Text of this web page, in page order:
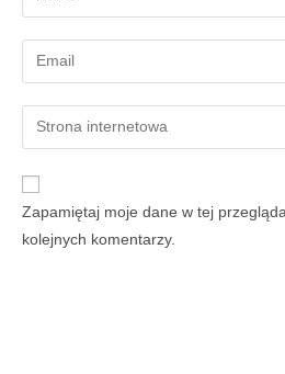
Zapamiętaj moje dane w tej
kolejnych komentarzy.